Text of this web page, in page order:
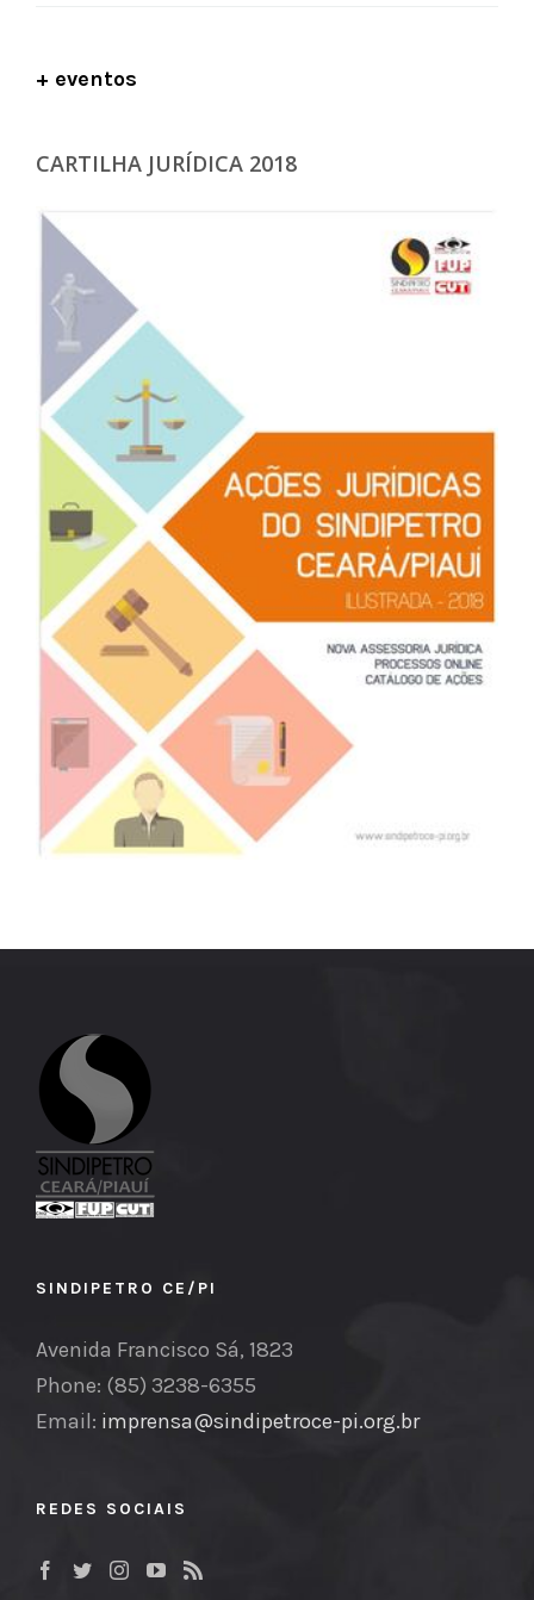
+ eventos
CARTILHA JURÍDICA 2018
SINDIPETRO CE/PI
Avenida Francisco Sá, 1823
Phone: (85) 3238-6355
Email: imprensa@sindipetroce-pi.org.br
REDES SOCIAIS